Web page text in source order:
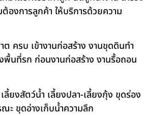
องการลูกค้า ให้บริการด้วยความ
ครบ เข้างานก่อสร้าง งานขุดดินทำ
พื้นที่รก ก่อนงานก่อสร้าง งานรื้อถอน
ยงสัตว์น้ำ เลี้ยงปลา-เลี้ยงกุ้ง ขุดร่อง
ะ ขุดอ่างเก็บน้ำความลึก